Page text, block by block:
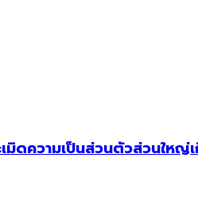
มิดความเป็นส่วนตัวส่วนให